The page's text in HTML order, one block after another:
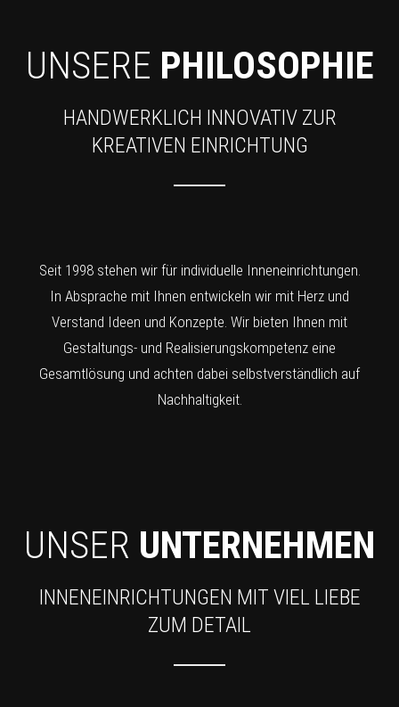
UNSERE PHILOSOPHIE
HANDWERKLICH INNOVATIV ZUR
KREATIVEN EINRICHTUNG
Seit 1998 stehen wir für individuelle Inneneinrichtungen.
In Absprache mit Ihnen entwickeln wir mit Herz und
Verstand Ideen und Konzepte. Wir bieten Ihnen mit
Gestaltungs- und Realisierungskompetenz eine
Gesamtlösung und achten dabei selbstverständlich auf
Nachhaltigkeit.
UNSER UNTERNEHMEN
INNENEINRICHTUNGEN MIT VIEL LIEBE
ZUM DETAIL